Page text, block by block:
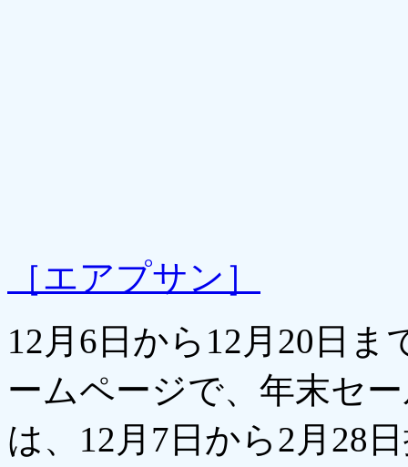
［エアプサン］
12月6日から12月20日
ームページで、年末セ
は、12月7日から2月28